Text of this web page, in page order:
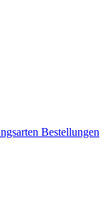
Bestellungen